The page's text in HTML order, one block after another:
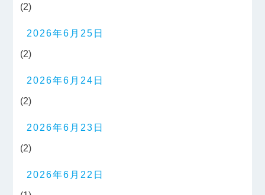
(2)
2026年6月25日
(2)
2026年6月24日
(2)
2026年6月23日
(2)
2026年6月22日